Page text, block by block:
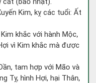
Kim, kỵ các tuổi: Ất
khắc với hành Mộc,
vì Kim khắc mà được
tam hợp với Mão và
Tỵ, hình Hợi, hại Thân,